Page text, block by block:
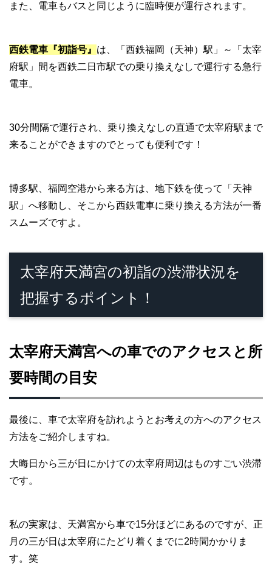
また、電車もバスと同じように臨時便が運行されます。
西鉄電車『初詣号』 は、「西鉄福岡（天神）駅」～「太宰
府駅」間を西鉄二日市駅での乗り換えなしで運行する急行
電車。
30分間隔で運行され、乗り換えなしの直通で太宰府駅まで
来ることができますのでとっても便利です！
博多駅、福岡空港から来る方は、地下鉄を使って「天神
駅」へ移動し、そこから西鉄電車に乗り換える方法が一番
スムーズですよ。
太宰府天満宮の初詣の渋滞状況を
把握するポイント！
太宰府天満宮への車でのアクセスと所
要時間の目安
最後に、車で太宰府を訪れようとお考えの方へのアクセス
方法をご紹介しますね。
大晦日から三が日にかけての太宰府周辺はものすごい渋滞
です。
私の実家は、天満宮から車で15分ほどにあるのですが、正
月の三が日は太宰府にたどり着くまでに2時間かかりま
す。笑